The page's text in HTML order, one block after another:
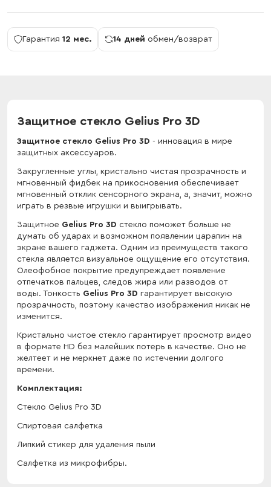
Гарантия 12 мес. 14 дней обмен/возврат
Защитное стекло Gelius Pro 3D
Защитное стекло Gelius Pro 3D - инновация в мире
защитных аксессуаров.
Закругленные углы, кристально чистая прозрачность и
мгновенный фидбек на прикосновения обеспечивает
мгновенный отклик сенсорного экрана, а, значит, можно
играть в резвые игрушки и выигрывать.
Защитное Gelius Pro 3D стекло поможет больше не
думать об ударах и возможном появлении царапин на
экране вашего гаджета. Одним из преимуществ такого
стекла является визуальное ощущение его отсутствия.
Олеофобное покрытие предупреждает появление
отпечатков пальцев, следов жира или разводов от
воды. Тонкость Gelius Pro 3D гарантирует высокую
прозрачность, поэтому качество изображения никак не
изменится.
Кристально чистое стекло гарантирует просмотр видео
в формате HD без малейших потерь в качестве. Оно не
желтеет и не меркнет даже по истечении долгого
времени.
Комплектация:
Стекло Gelius Pro 3D
Спиртовая салфетка
Липкий стикер для удаления пыли
Салфетка из микрофибры.